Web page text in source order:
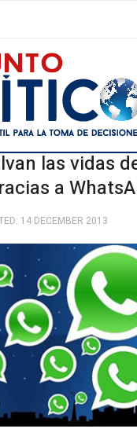
las vidas
a
14 DECEMBER 2013